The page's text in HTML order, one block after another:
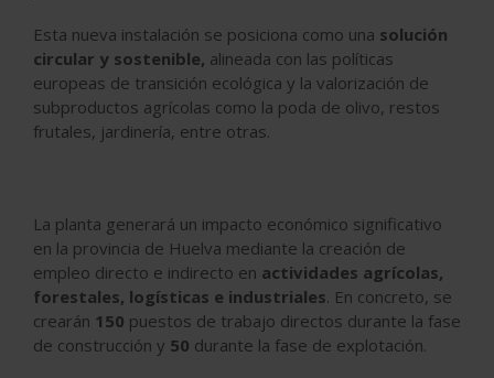
Esta nueva instalación se posiciona como una solución
circular y sostenible, alineada con las políticas
europeas de transición ecológica y la valorización de
subproductos agrícolas como la poda de olivo, restos
frutales, jardinería, entre otras.
La planta generará un impacto económico significativo
en la provincia de Huelva mediante la creación de
empleo directo e indirecto en actividades agrícolas,
forestales, logísticas e industriales. En concreto, se
crearán 150 puestos de trabajo directos durante la fase
de construcción y 50 durante la fase de explotación.